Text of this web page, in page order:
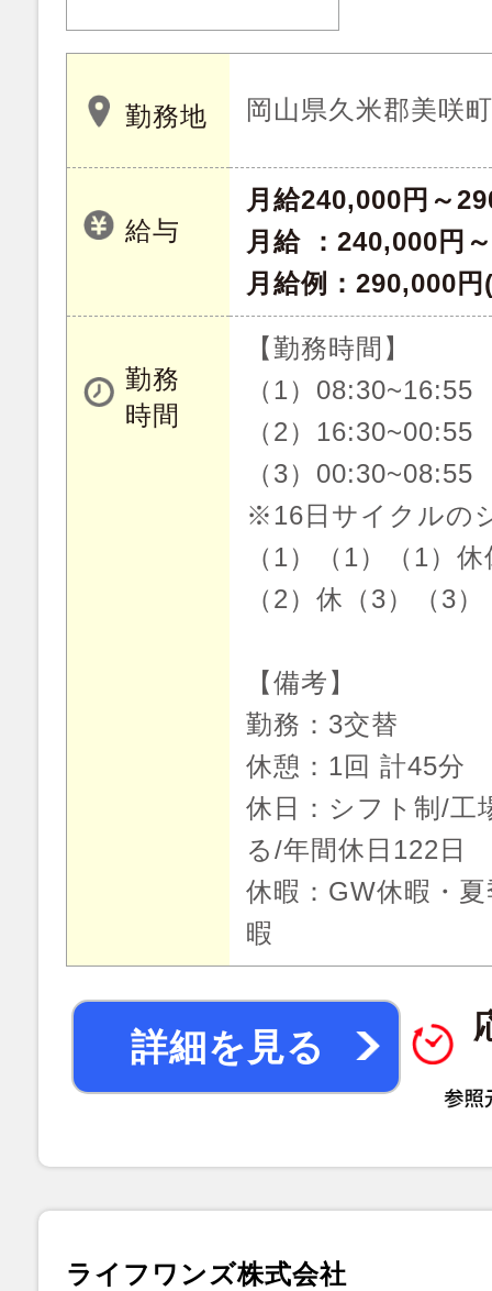
勤務地 岡山県久米郡美咲
給与
月給240,000円～
月給 ：240,000円～
月給例：290,000
勤務
時間
【勤務時間】
（1）08:30~16:55
（2）16:30~00:55
（3）00:30~08:55
※16日サイクルの
（1）（1）（1）
（2）休（3）（3
【備考】
勤務：3交替
休憩：1回 計45分
休日：シフト制/工
る/年間休日122日
休暇：GW休暇・
暇
詳細を見る
ライフワンズ株式会社